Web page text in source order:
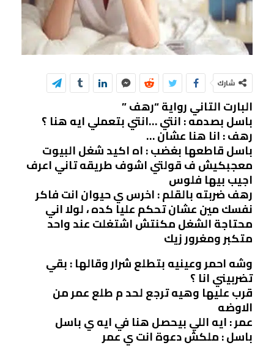
شارك
البارت التاني رواية “رهف ”
باسل بصدمه : انتي …انتي بتعملي ايه هنا ؟
رهف : انا هنا عشان …
باسل قاطعها بغضب : اه اكيد شغل البيوت
معجبكيش ف قولتي اشوف طريقه تاني اعرف
اجيب بيها فلوس
رهف ضربته بالقلم : اخرس ي حيوان انت فاكر
نفسك مين عشان تحكم عليا كده ، لولا اني
محتاجة الشغل مكنتش اشتغلت عند واحد
متكبر ومغرور زيك
وشه احمر وعينيه بتطلع شرار وقالها : بقي
تضربيني انا ؟
قرب عليها وهيه ترجع لحد م طلع عمر من
الاوضه
عمر : ايه اللي بيحصل هنا في ايه ي باسل
باسل : ملكش دعوة انت ي عمر